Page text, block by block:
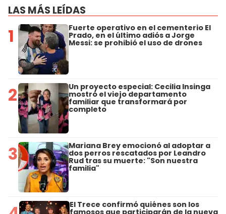
LAS MÁS LEÍDAS
1 Fuerte operativo en el cementerio El
Prado, en el último adiós a Jorge
Messi: se prohibió el uso de drones
2 Un proyecto especial: Cecilia Insinga
mostró el viejo departamento
familiar que transformará por
completo
3 Mariana Brey emocionó al adoptar a
dos perros rescatados por Leandro
Rud tras su muerte: "Son nuestra
familia"
El Trece confirmó quiénes son los
famosos que participarán de la nueva